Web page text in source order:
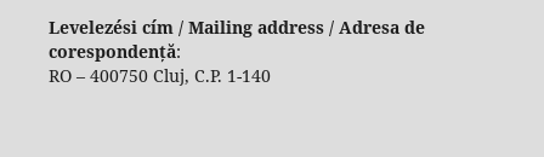
Levelezési cím / Mailing address / Adresa de
corespondență:
RO – 400750 Cluj, C.P. 1-140